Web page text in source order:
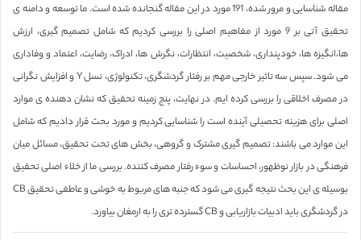
مقاله شناسایی و مرور شده، 191 مورد در این مقاله گنجانده شده است. ما توسعه و دامنه ی
تحقیق آتی بر 9 مورد از مفاهیم اصلی را بررسی کردیم که شامل تصمیم گیری، ارزش
ها،انگیزه ها، خودپنداری، شخصیت، انتظارات، نگرش ها، ادراک، رضایت، اعتماد و وفاداری
می شود. سپس سه تاثیر خارجی مهم بر رفتار گردشگری، تکنولوژی، نسل Y و افزایش نگرانی
در مصرف اخلاقی را بررسی کرده ایم. در نهایت، پنج زمینه تحقیق که نشان دهنده ی موارد
اصلی برای هزینه تحصیلی آینده است را شناسایی کردیم و مورد بحث قرار دادیم که شامل
این موارد می باشند: تصمیم گیری مشترک و گروهی، بخش های تحت تحقیق، مسائل میان
فرهنگی در بازار نوظهور، احساسات و سوء رفتار مصرف کننده. بررسی ما از خلاء اصلی تحقیق
بوسیله ی این بحث نتیجه گیری می شود که جنبه های مربوط به خوشی و عاطفی تحقیق CB
در گردشگری باید ادبیات بازاریابی و CB گسترده تری را به ارمغان بیاورد.